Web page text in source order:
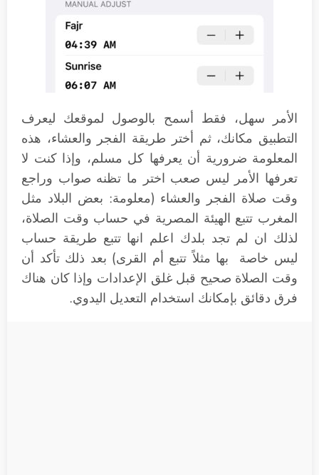
الأمر سهل، فقط أسمح بالوصول لموقعك ليعرف
التطبيق مكانك، ثم أختر طريقة الفجر والعشاء، هذه
المعلومة ضرورية أن يعرفها كل مسلم، وإذا كنت لا
تعرفها الأمر ليس صعب اختر ما تظنه صواب وراجع
وقت صلاة الفجر والعشاء (معلومة: بعض البلاد مثل
المغرب تتبع الهيئة المصرية في حساب وقت الصلاة،
لذلك ان لم تجد بلدك اعلم انها تتبع طريقة حساب
ليس خاصة بها مثلاً تتبع أم القرى) بعد ذلك تأكد أن
وقت الصلاة صحيح قبل غلق الإعدادات وإذا كان هناك
فرق دقائق بإمكانك استخدام التعديل اليدوي.